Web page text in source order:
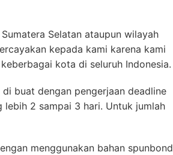
Selatan ataupun wilayah
kepada kami karena kami
kota di seluruh Indonesia.
buat dengan pengerjaan deadline
2 sampai 3 hari. Untuk jumlah
menggunakan bahan spunbond